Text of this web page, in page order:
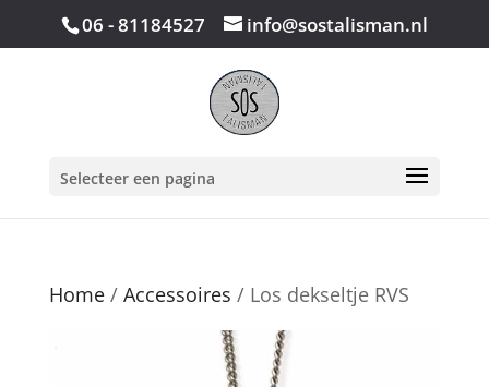
06 - 81184527 info@sostalisman.nl
Selecteer een pagina
Home/ Accessoires / Los dekseltje RVS